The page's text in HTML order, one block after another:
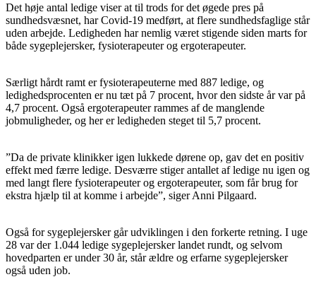
Det høje antal ledige viser at til trods for det øgede pres på
sundhedsvæsnet, har Covid-19 medført, at flere sundhedsfaglige står
uden arbejde. Ledigheden har nemlig været stigende siden marts for
både sygeplejersker, fysioterapeuter og ergoterapeuter.
Særligt hårdt ramt er fysioterapeuterne med 887 ledige, og
ledighedsprocenten er nu tæt på 7 procent, hvor den sidste år var på
4,7 procent. Også ergoterapeuter rammes af de manglende
jobmuligheder, og her er ledigheden steget til 5,7 procent.
”Da de private klinikker igen lukkede dørene op, gav det en positiv
effekt med færre ledige. Desværre stiger antallet af ledige nu igen og
med langt flere fysioterapeuter og ergoterapeuter, som får brug for
ekstra hjælp til at komme i arbejde”, siger Anni Pilgaard.
Også for sygeplejersker går udviklingen i den forkerte retning. I uge
28 var der 1.044 ledige sygeplejersker landet rundt, og selvom
hovedparten er under 30 år, står ældre og erfarne sygeplejersker
også uden job.